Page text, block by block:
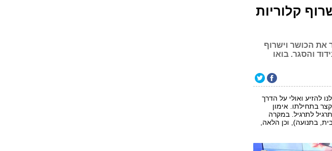
קלוריות
את הכושר וישרוף
והסגר. בואו
להזיע ואולי על הדרך
הכולל חימום קצר בתחילתו. אימון
לתרגיל. במקרה
היא אקטיבית, בתנועה), וכן הלאה,